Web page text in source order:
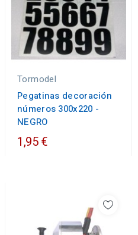
Tormodel
Pegatinas decoración
números 300x220 -
NEGRO
1,95 €